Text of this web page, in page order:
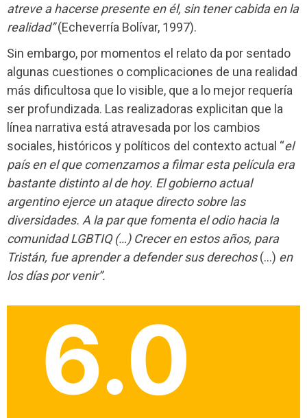
atreve a hacerse presente en él, sin tener cabida en la
realidad”(Echeverría Bolívar, 1997).
Sin embargo, por momentos el relato da por sentado
algunas cuestiones o complicaciones de una realidad
más dificultosa que lo visible, que a lo mejor requería
ser profundizada. Las realizadoras explicitan que la
línea narrativa está atravesada por los cambios
sociales, históricos y políticos del contexto actual “el
país en el que comenzamos a filmar esta película era
bastante distinto al de hoy. El gobierno actual
argentino ejerce un ataque directo sobre las
diversidades. A la par que fomenta el odio hacia la
comunidad LGBTIQ (…) Crecer en estos años, para
Tristán, fue aprender a defender sus derechos(…) en
los días por venir”.
6.0